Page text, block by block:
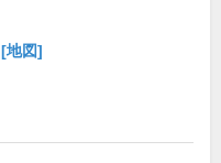
[地図]